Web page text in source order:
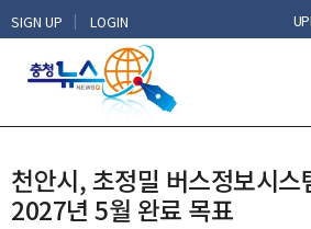
SIGN UP | LOGIN
천안시, 초정밀 버스정보시
2027년 5월 완료 목표